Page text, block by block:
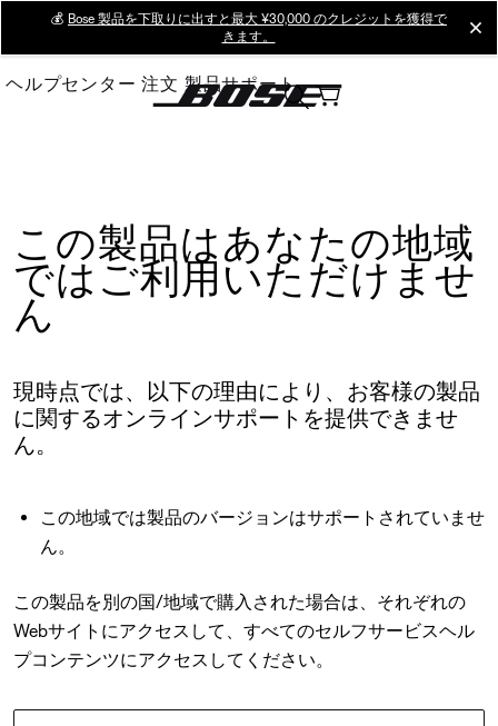
Main
💰 Bose 製品を下取りに出すと最大 ¥30,000 のクレジットを獲得で
きます。
ヘルプセンター 注文 製品サポート
この製品はあなたの地域
ではご利用いただけませ
ん
現時点では、以下の理由により、お客様の製品
に関するオンラインサポートを提供できませ
ん。
この地域では製品のバージョンはサポートされていませ
ん。
この製品を別の国/地域で購入された場合は、それぞれの
Webサイトにアクセスして、すべてのセルフサービスヘル
プコンテンツにアクセスしてください。